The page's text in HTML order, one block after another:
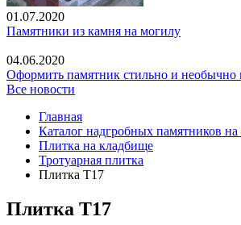
01.07.2020
Памятники из камня на могилу
04.06.2020
Оформить памятник стильно и необычно
Все новости
Главная
Каталог надгробных памятников
Плитка на кладбище
Тротуарная плитка
Плитка Т17
Плитка Т17